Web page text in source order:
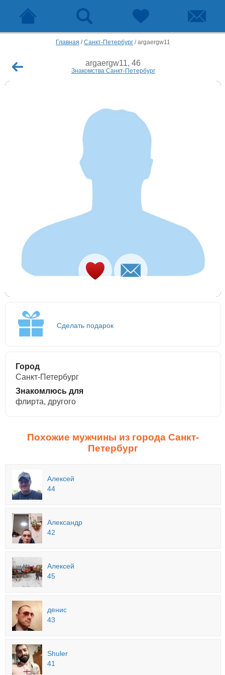
Главная /Санкт-Петербург /argaergw11
argaergw11, 46
Знакомства Санкт-Петербург
Сделать подарок
Город
Санкт-Петербург
Знакомлюсь для
флирта, другого
Похожие мужчины из города Санкт-
Петербург
Алексей
44
Александр
42
Алексей
45
денис
43
Shuler
41